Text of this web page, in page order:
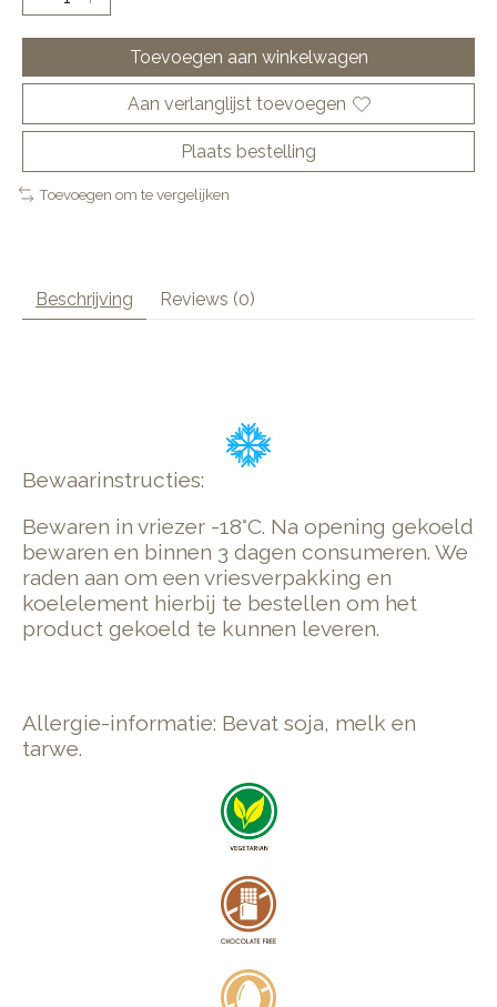
Toevoegen aan winkelwagen
Aan verlanglijst toevoegen
Plaats bestelling
Toevoegen om te vergelijken
Beschrijving Reviews (0)
Bewaarinstructies:
Bewaren in vriezer -18°C. Na opening gekoeld
bewaren en binnen 3 dagen consumeren. We
raden aan om een vriesverpakking en
koelelement hierbij te bestellen om het
product gekoeld te kunnen leveren.
Allergie-informatie: Bevat soja, melk en
tarwe.